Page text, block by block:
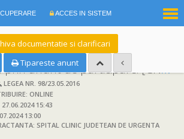
ACCES IN SISTEM
documentatie si clarificari
Tipareste anunt
prin anunt de participare:[CN1070519] -
LEGEA NR. 98/23.05.2016
ONLINE
15:43
13:00
SPITAL CLINIC JUDETEAN DE URGENTA